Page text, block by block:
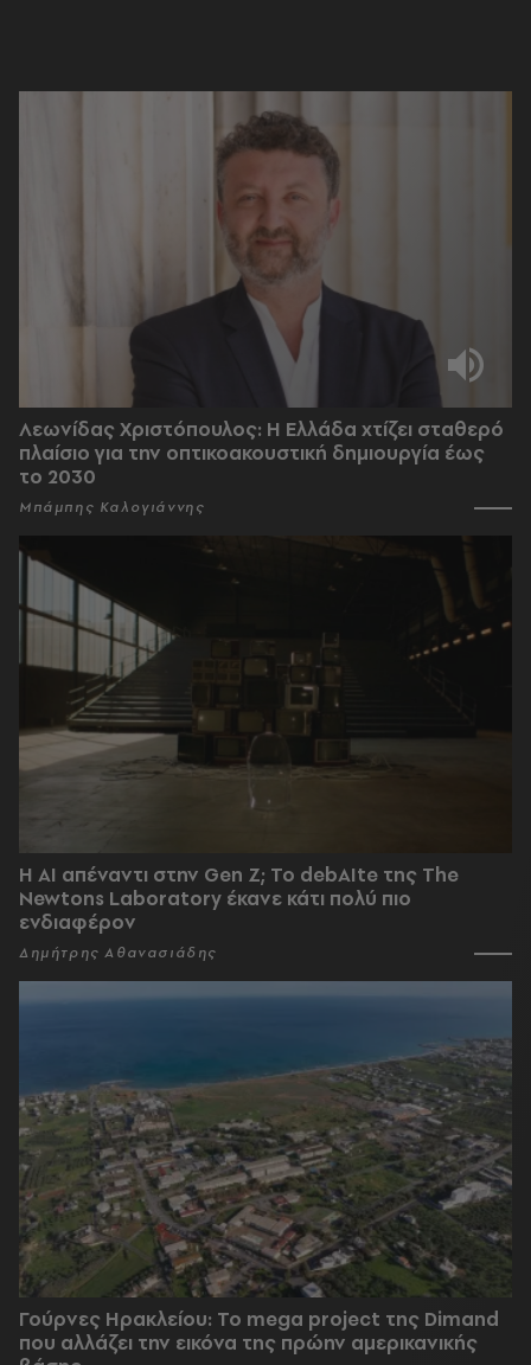
Λεωνίδας Χριστόπουλος: Η Ελλάδα χτίζει σταθερό
πλαίσιο για την οπτικοακουστική δημιουργία έως
το 2030
Μπάμπης Καλογιάννης
Η AI απέναντι στην Gen Z; Το debAIte της The
Newtons Laboratory έκανε κάτι πολύ πιο
ενδιαφέρον
Δημήτρης Αθανασιάδης
Γούρνες Ηρακλείου: To mega project της Dimand
που αλλάζει την εικόνα της πρώην αμερικανικής